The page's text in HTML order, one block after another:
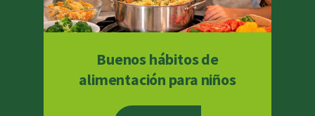
Buenos hábitos de
alimentación para niños